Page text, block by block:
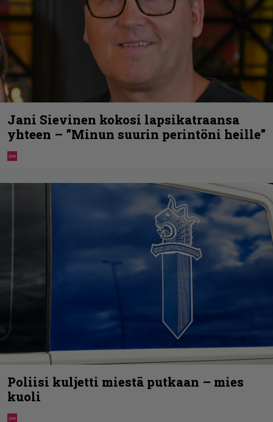
Jani Sievinen kokosi lapsikatraansa
yhteen – ”Minun suurin perintöni heille”
Poliisi kuljetti miestä putkaan – mies
kuoli